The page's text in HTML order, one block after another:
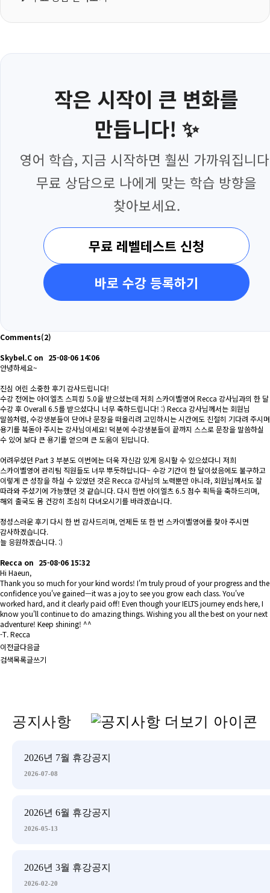
작은 시작이 큰 변화를
만듭니다! ✨
영어 학습, 지금 시작하면 훨씬 가까워집니
무료 상담으로 나에게 맞는 학습 방향을
찾아보세요.
무료 레벨테스트 신청
바로 수강 등록하기
Comments(2)
Skybel.C on 25-08-06 14:06
안녕하세요~
진심 어린 소중한 후기 감사드립니다!
수강 전에는 아이엘츠 스피킹 5.0을 받으셨는데 저희 스카이벨영어 Recca 강사님과의 한 달
수강 후 Overall 6.5를 받으셨다니 너무 축하드립니다! :) Recca 강사님께서는 회원님
말씀처럼, 수강생분들이 단어나 문장을 떠올리려 고민하시는 시간에도 친절히 기다려 주시며
용기를 북돋아 주시는 강사님이세요! 덕분에 수강생분들이 끝까지 스스로 문장을 말씀하실
수 있어 보다 큰 용기를 얻으며 큰 도움이 된답니다.
어려우셨던 Part 3 부분도 이번에는 더욱 자신감 있게 응시할 수 있으셨다니 저희
스카이벨영어 관리팀 직원들도 너무 뿌듯하답니다~ 수강 기간이 한 달이셨음에도 불구하고
이렇게 큰 성장을 하실 수 있었던 것은 Recca 강사님의 노력뿐만 아니라, 회원님께서도 잘
따라와 주셨기에 가능했던 것 같습니다. 다시 한번 아이엘츠 6.5 점수 획득을 축하드리며,
해외 출국도 몸 건강히 조심히 다녀오시기를 바라겠습니다.
정성스러운 후기 다시 한 번 감사드리며, 언제든 또 한 번 스카이벨영어를 찾아 주시면
감사하겠습니다.
늘 응원하겠습니다. :)
Recca on 25-08-06 15:32
Hi Haeun,
Thank you so much for your kind words! I'm truly proud of your progress and the
confidence you've gained—it was a joy to see you grow each class. You've
worked hard, and it clearly paid off! Even though your IELTS journey ends here, I
know you'll continue to do amazing things. Wishing you all the best on your next
adventure! Keep shining! ^^
-T. Recca
이전글다음글
검색목록글쓰기
공지사항
2026년 7월 휴강공지
2026-07-08
2026년 6월 휴강공지
2026-05-13
2026년 3월 휴강공지
2026-02-20